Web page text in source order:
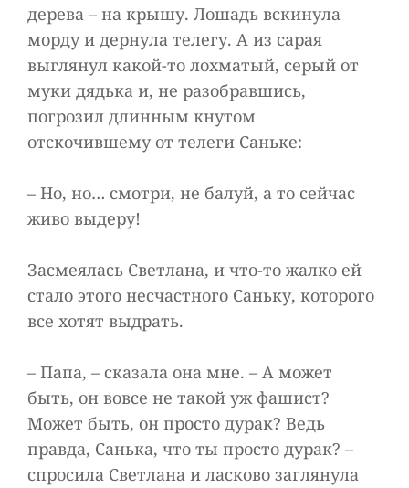
дерева – на крышу. Лошадь вскинула
морду и дернула телегу. А из сарая
выглянул какой-то лохматый, серый от
муки дядька и, не разобравшись,
погрозил длинным кнутом
отскочившему от телеги Саньке:
– Но, но… смотри, не балуй, а то сейчас
живо выдеру!
Засмеялась Светлана, и что-то жалко ей
стало этого несчастного Саньку, которого
все хотят выдрать.
– Папа, – сказала она мне. – А может
быть, он вовсе не такой уж фашист?
Может быть, он просто дурак? Ведь
правда, Санька, что ты просто дурак? –
спросила Светлана и ласково заглянула